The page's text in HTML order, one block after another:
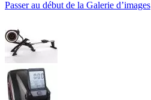
Passer au début de la Galerie d’images